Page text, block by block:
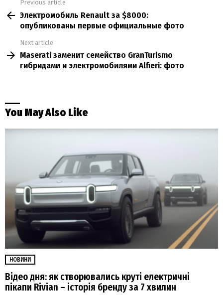
more
Previous article
Электромобиль Renault за $8000:
опубликованы первые официальные фото
Next article
Maserati заменит семейство GranTurismo
гибридами и электромобилями Alfieri: фото
You May Also Like
НОВИНИ
Відео дня: як створювались круті електричні
пікапи Rivian – історія бренду за 7 хвилин